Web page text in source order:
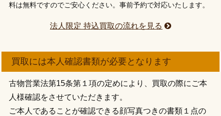
料は無料ですのでご安心ください。事前予約で対応いたします。
法人限定 持込買取の流れを見る
買取には本人確認書類が必要となります
古物営業法第15条第１項の定めにより、買取の際にご本
人様確認をさせていただきます。
ご本人であることが確認できる顔写真つきの書類１点の